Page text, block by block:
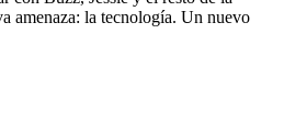
amenaza: la tecnología. Un nuevo